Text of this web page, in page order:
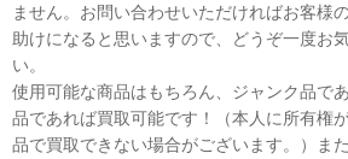
ません。お問い合わせいただければお客様
助けになると思いますので、どうぞ一度お
い。
使用可能な商品はもちろん、ジャンク品で
品であれば買取可能です！（本人に所有権
品で買取できない場合がございます。）ま